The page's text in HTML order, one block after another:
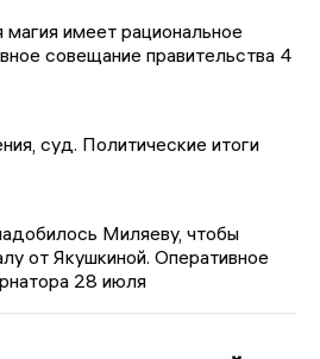
магия имеет рациональное
совещание правительства 4
суд. Политические итоги
Миляеву, чтобы
от Якушкиной. Оперативное
28 июля